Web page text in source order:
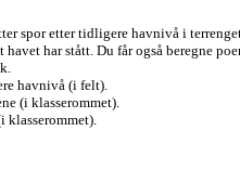
spor etter tidligere havnivå i
har stått. Du får også beregne
havnivå (i felt).
(i klasserommet).
klasserommet).